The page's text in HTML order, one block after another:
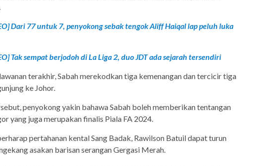
Dari 77 untuk 7, penyokong sebak tengok Aliff Haiqal lap peluh luka
Tak sempat berjodoh di La Liga 2, duo JDT ada sejarah tersendiri
terakhir, Sabah merekodkan tiga kemenangan dan tercicir tiga
ke Johor.
penyokong yakin bahawa Sabah boleh memberikan tentangan
yang juga merupakan finalis Piala FA 2024.
pertahanan kental Sang Badak, Rawilson Batuil dapat turun
asakan barisan serangan Gergasi Merah.